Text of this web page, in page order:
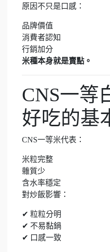
原因不只是口感：
品牌價值
消費者認知
行銷加分
米種本身就是賣點。
CNS一等
好吃的基
CNS一等米代表：
米粒完整
雜質少
含水率穩定
對炒飯影響：
✔ 粒粒分明
✔ 不易黏鍋
✔ 口感一致